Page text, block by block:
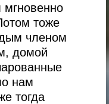
тоже
членом
домой
нам
тогда